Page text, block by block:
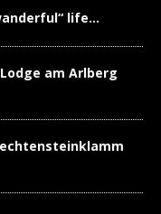
life…
am Arlberg